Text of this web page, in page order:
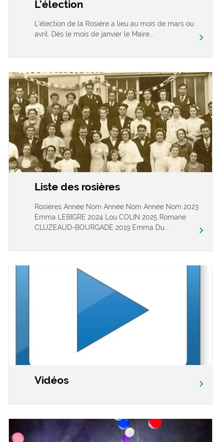
L’élection
L’élection de la Rosière a lieu au mois de mars ou
avril. Dès le mois de janvier le Maire...
chevron_right
Liste des rosières
Rosières Année Nom Année Nom Année Nom 2023
Emma LEBIGRE 2024 Lou COLIN 2025 Romane
CLUZEAUD-BOURGADE 2019 Emma Du...
chevron_right
Vidéos chevron_right